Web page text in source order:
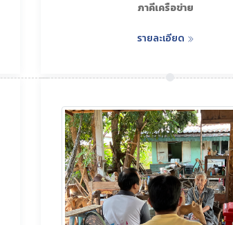
ภาคีเครือข่าย
รายละเอียด